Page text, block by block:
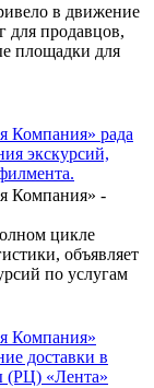
в движение
для продавцов,
площадки для
Компания» рада
экскурсий,
Компания» -
цикле
объявляет
по услугам
Компания»
доставки в
(РЦ) «Лента»